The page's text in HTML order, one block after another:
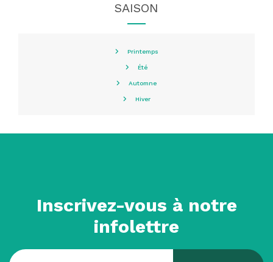
SAISON
Printemps
Été
Automne
Hiver
Inscrivez-vous à notre
infolettre